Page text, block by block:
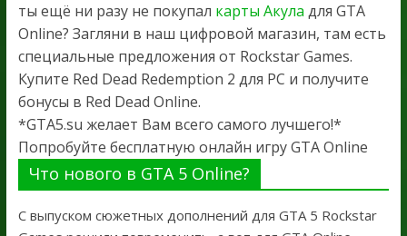
ты ещё ни разу не покупал карты Акула для GTA
Online? Загляни в наш цифровой магазин, там есть
специальные предложения от Rockstar Games.
Купите Red Dead Redemption 2 для PC и получите
бонусы в Red Dead Online.
*GTA5.su желает Вам всего самого лучшего!*
Попробуйте бесплатную онлайн игру GTA Online
Что нового в GTA 5 Online?
С выпуском сюжетных дополнений для GTA 5 Rockstar